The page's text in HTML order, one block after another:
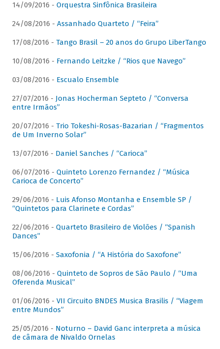
14/09/2016 - Orquestra Sinfônica Brasileira
24/08/2016 - Assanhado Quarteto / “Feira”
17/08/2016 - Tango Brasil – 20 anos do Grupo LiberTango
10/08/2016 - Fernando Leitzke / “Rios que Navego”
03/08/2016 - Escualo Ensemble
27/07/2016 - Jonas Hocherman Septeto / “Conversa
entre Irmãos”
20/07/2016 - Trio Tokeshi-Rosas-Bazarian / “Fragmentos
de Um Inverno Solar”
13/07/2016 - Daniel Sanches / “Carioca”
06/07/2016 - Quinteto Lorenzo Fernandez / “Música
Carioca de Concerto”
29/06/2016 - Luis Afonso Montanha e Ensemble SP /
“Quintetos para Clarinete e Cordas”
22/06/2016 - Quarteto Brasileiro de Violões / “Spanish
Dances”
15/06/2016 - Saxofonia / “A História do Saxofone”
08/06/2016 - Quinteto de Sopros de São Paulo / “Uma
Oferenda Musical”
01/06/2016 - VII Circuito BNDES Musica Brasilis / “Viagem
entre Mundos”
25/05/2016 - Noturno – David Ganc interpreta a música
de câmara de Nivaldo Ornelas